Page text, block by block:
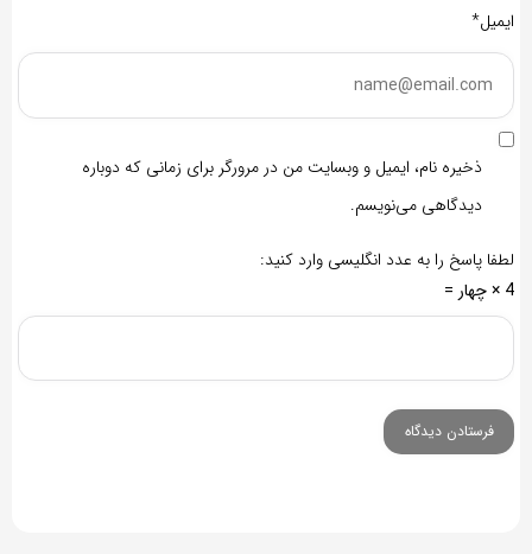
ایمیل*
ذخیره نام، ایمیل و وبسایت من در مرورگر برای زمانی که دوباره
دیدگاهی می‌نویسم.
لطفا پاسخ را به عدد انگلیسی وارد کنید:
4 × چهار =